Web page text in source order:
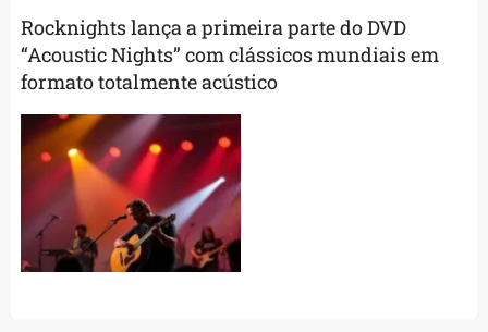
Rocknights lança a primeira parte do DVD
“Acoustic Nights” com clássicos mundiais em
formato totalmente acústico